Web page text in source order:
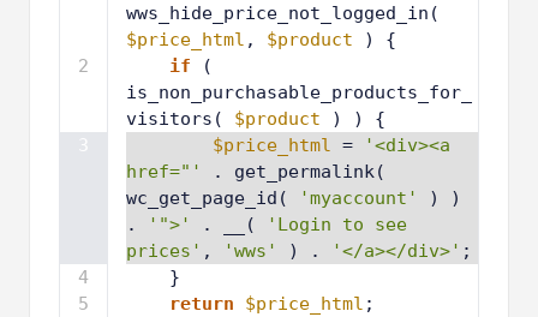
2
3
4
5
$price_html , $product
) {
if
(
is_non_purchasable_products_for_
visitors( $product
) ) {
$price_html =
'<div><a
href="'
. get_permalink(
wc_get_page_id(
'myaccount'
) )
.
'">' . __(
'Login to see
prices' , 'wws' ) . '</a></div>' ;
}
return
$price_html ;